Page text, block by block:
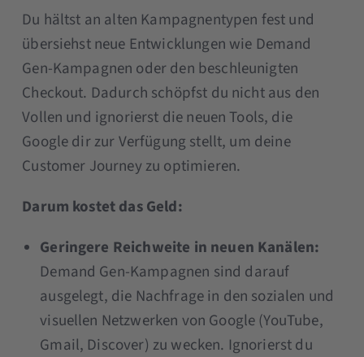
Du hältst an alten Kampagnentypen fest und
übersiehst neue Entwicklungen wie Demand
Gen-Kampagnen oder den beschleunigten
Checkout. Dadurch schöpfst du nicht aus den
Vollen und ignorierst die neuen Tools, die
Google dir zur Verfügung stellt, um deine
Customer Journey zu optimieren.
Darum kostet das Geld:
Geringere Reichweite in neuen Kanälen:
Demand Gen-Kampagnen sind darauf
ausgelegt, die Nachfrage in den sozialen und
visuellen Netzwerken von Google (YouTube,
Gmail, Discover) zu wecken. Ignorierst du